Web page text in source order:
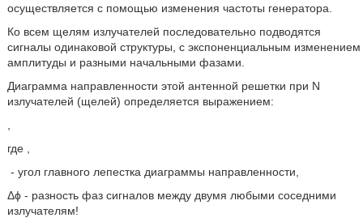
осуществляется с помощью изменения частоты генератора.
Ко всем щелям излучателей последовательно подводятся
сигналы одинаковой структуры, с экспоненциальным изменением
амплитуды и разными начальными фазами.
Диаграмма направленности этой антенной решетки при N
излучателей (щелей) определяется выражением:
где
- угол главного лепестка диаграммы направленности,
Δϕ - разность фаз сигналов между двумя любыми соседними
излучателям!